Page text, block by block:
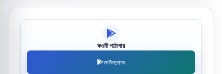
কওমী পাঠাগার
ডাউনলোড